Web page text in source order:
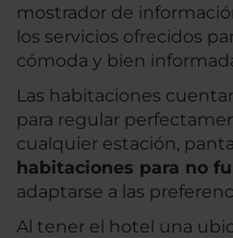
mostrador de
los servicios ofrecidos
cómoda y bien
Las habitaciones
para regular
cualquier estación,
habitaciones para no
adaptarse a las
Al tener el hotel una